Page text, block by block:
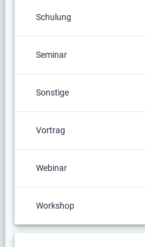
Schulung
Seminar
Sonstige
Vortrag
Webinar
Workshop